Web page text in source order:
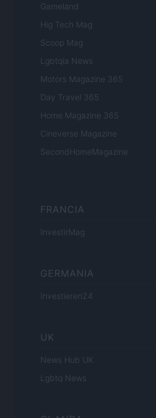
Gameland
Hig Tech Mag
Scoop Mag
Lgbtqia News
Motors Magazine 365
Day Travel 365
Home Magazine 365
Cineverse Magazine
SecondHomeMagazine
FRANCIA
InvestirMag
GERMANIA
Investieren24
UK
News Hub UK
Lgbtq News